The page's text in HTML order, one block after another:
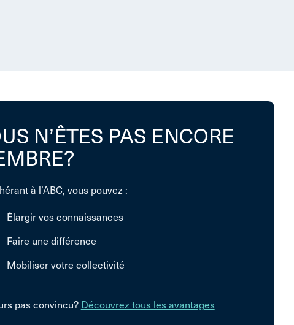
N’ÊTES PAS ENCORE
à l’ABC, vous pouvez :
Élargir vos connaissances
Faire une différence
Mobiliser votre collectivité
pas convincu? Découvrez tous les avantages